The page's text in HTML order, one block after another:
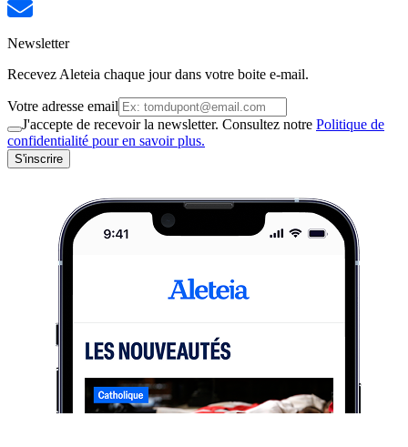
Newsletter
Recevez Aleteia chaque jour dans votre boite e-mail.
Votre adresse email
J'accepte de recevoir la newsletter. Consultez notre Politique de
confidentialité pour en savoir plus.
S'inscrire